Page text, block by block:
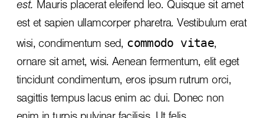
est. Mauris placerat eleifend leo. Quisque sit amet
est et sapien ullamcorper pharetra. Vestibulum erat
wisi, condimentum sed, commodo vitae,
ornare sit amet, wisi. Aenean fermentum, elit eget
tincidunt condimentum, eros ipsum rutrum orci,
sagittis tempus lacus enim ac dui. Donec non